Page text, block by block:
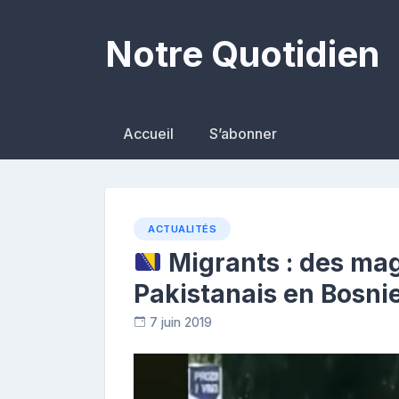
Notre Quotidien
Accueil S’abonner
ACTUALITÉS
Migrants : des
Pakistanais en
7 juin 2019